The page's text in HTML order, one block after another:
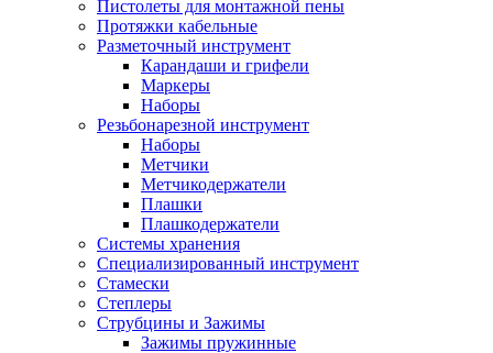
Пистолеты для монтажной пены
Протяжки кабельные
Разметочный инструмент
Карандаши и грифели
Маркеры
Наборы
Резьбонарезной инструмент
Наборы
Метчики
Метчикодержатели
Плашки
Плашкодержатели
Системы хранения
Специализированный инструмент
Стамески
Степлеры
Струбцины и Зажимы
Зажимы пружинные